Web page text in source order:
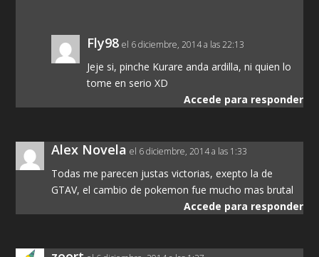
Fly98 el 6 diciembre, 2014 a las 22:13
Jeje si, pinche Kurare anda ardilla, ni quien lo
tome en serio XD
Accede para responder
Alex Novela el 6 diciembre, 2014 a las 1:33
Todas me parecen justas victorias, exepto la de
GTAV, el cambio de pokemon fue mucho mas brutal
Accede para responder